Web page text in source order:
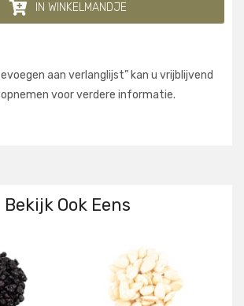
IN WINKELMANDJE
aan verlanglijst” kan u vrijblijvend
voor verdere informatie.
Bekijk Ook Eens